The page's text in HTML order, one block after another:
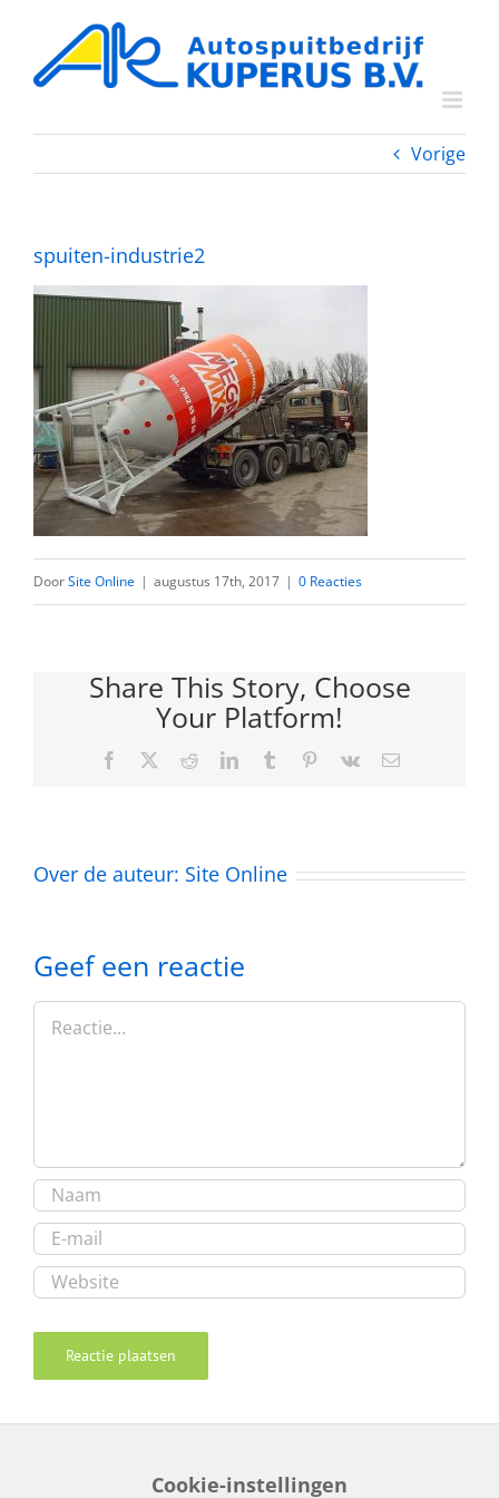
inhoud
Vorige
spuiten-industrie2
DoorSite Online | augustus 17th, 2017 | 0 Reacties
Share This Story, Choose
Your Platform!
Facebook
TwitterRedditLinkedInTumblr Pinterest
Vk
E-
Over de auteur: Site Online
Geef een reactie
Reactie
Cookie-instellingen